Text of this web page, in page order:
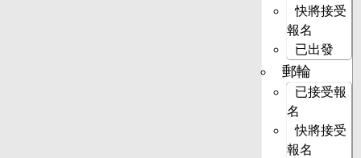
快將接受
報名
已出發
郵輪
已接受報
名
快將接受
報名